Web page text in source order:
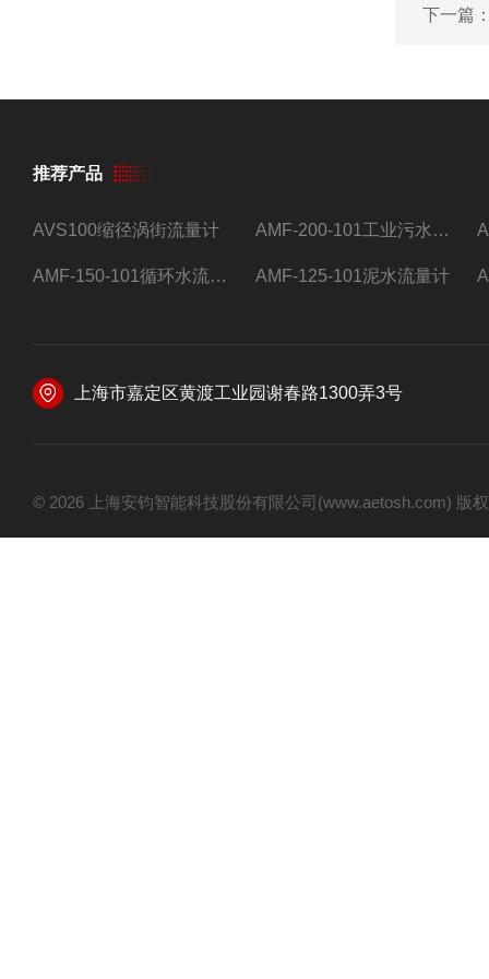
下一篇
推荐产品
AVS100缩径涡街流量计 AMF-200-101工业污水流量计
AMF-150-101循环水流量计,电磁流量计 AMF-125-101泥水流量计
上海市嘉定区黄渡工业园谢春路1300弄3号
© 2026 上海安钧智能科技股份有限公司(www.aetosh.com)